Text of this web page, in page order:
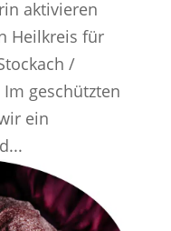
aktivieren
Heilkreis für
/
geschützten
ein